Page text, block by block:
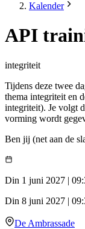
Kalender
API
integriteit
Tijdens deze twee
thema integriteit en
integriteit). Je volgt
vorming wordt
Ben jij (net aan de
Din 1 juni 2027 |
Din 8 juni 2027 |
De Ambrassade